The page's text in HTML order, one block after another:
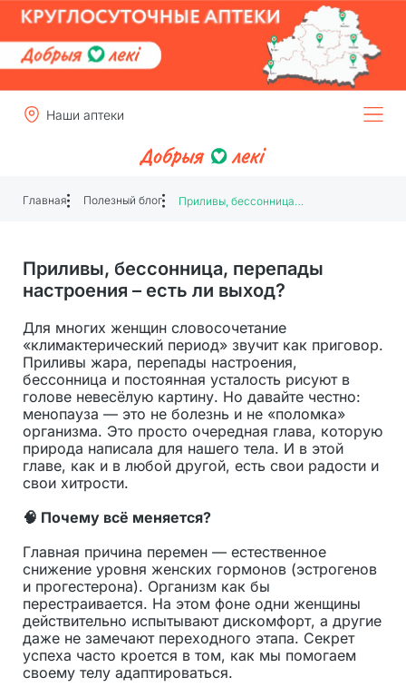
Наши аптеки
Главная Полезный блог Приливы, бессонница, перепады настроения – есть ли выход?
Приливы, бессонница, перепады
настроения – есть ли выход?
Для многих женщин словосочетание
«климактерический период» звучит как приговор.
Приливы жара, перепады настроения,
бессонница и постоянная усталость рисуют в
голове невесёлую картину. Но давайте честно:
менопауза — это не болезнь и не «поломка»
организма. Это просто очередная глава, которую
природа написала для нашего тела. И в этой
главе, как и в любой другой, есть свои радости и
свои хитрости.
🧠 Почему всё меняется?
Главная причина перемен — естественное
снижение уровня женских гормонов (эстрогенов
и прогестерона). Организм как бы
перестраивается. На этом фоне одни женщины
действительно испытывают дискомфорт, а другие
даже не замечают переходного этапа. Секрет
успеха часто кроется в том, как мы помогаем
своему телу адаптироваться.